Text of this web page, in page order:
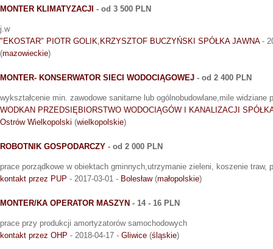
MONTER KLIMATYZACJI - od 3 500 PLN
j.w
"EKOSTAR" PIOTR GOLIK,KRZYSZTOF BUCZYŃSKI SPÓŁKA JAWNA-
(mazowieckie)
MONTER- KONSERWATOR SIECI WODOCIĄGOWEJ - od 2 400 PLN
wykształcenie min. zawodowe sanitarne lub ogólnobudowlane,mile widziane
WODKAN PRZEDSIĘBIORSTWO WODOCIĄGÓW I KANALIZACJI
Ostrów Wielkopolski (wielkopolskie)
ROBOTNIK GOSPODARCZY - od 2 000 PLN
prace porządkowe w obiektach gminnych,utrzymanie zieleni, koszenie traw,
kontakt przez PUP - 2017-03-01 - Bolesław(małopolskie)
MONTER/KA OPERATOR MASZYN - 14 - 16 PLN
prace przy produkcji amortyzatorów samochodowych
kontakt przez OHP - 2018-04-17 - Gliwice (śląskie)